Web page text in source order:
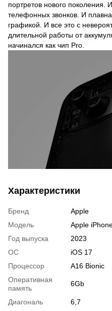
портретов нового поколения.
телефонных звонков. И
графикой. И все это с
длительной работы от
начинался как чип Pro.
Характеристики
Бренд
Apple
Модель
Apple
Год выпуска
2023
ОС
iOS 17
Процессор
A16 Bionic
Оперативная
память
6Gb
Диагональ
6,7